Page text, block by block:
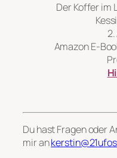
Der Koffer im
Amazon E-
Du hast Fragen oder
mir an